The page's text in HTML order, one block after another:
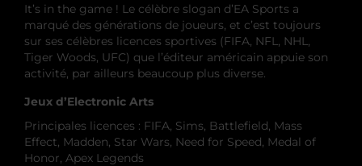
It’s in the game ! Le célèbre slogan d’EA Sports a
marqué des générations de joueurs, et c’est toujours
sur ses célèbres licences sportives (FIFA, NFL, NHL,
Tiger Woods, UFC) que l’éditeur américain appuie son
activité, par ailleurs beaucoup plus diverse.
Jeux d’Electronic Arts
Principales licences : FIFA, Sims, Battlefield, Mass
Effect, Madden, Star Wars, Need for Speed, Medal of
Honor, Apex Legends